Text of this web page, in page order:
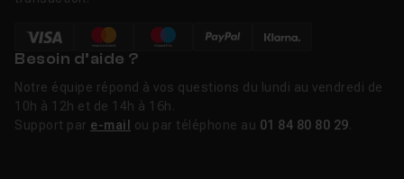
Besoin d’aide ?
Notre équipe répond à vos questions du lundi au vendredi de
10h à 12h et de 14h à 16h.
Support par e-mail ou par téléphone au 01 84 80 80 29